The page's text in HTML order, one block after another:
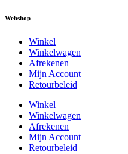
Webshop
Winkel
Winkelwagen
Afrekenen
Mijn Account
Retourbeleid
Winkel
Winkelwagen
Afrekenen
Mijn Account
Retourbeleid